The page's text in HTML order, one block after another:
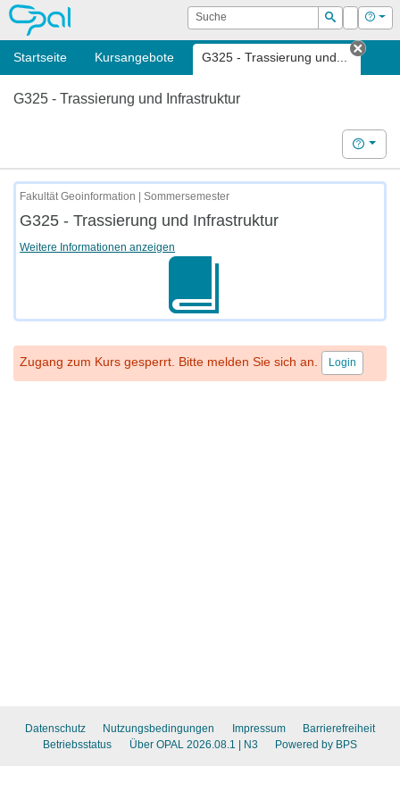
OPAL Suche
Suchen
Login Hilfe
Startseite Kursangebote G325 - Trassierung und...
Tab
G325 - Trassierung und Infrastruktur
Hilfe
Fakultät Geoinformation | Sommersemester
G325 - Trassierung und Infrastruktur
Weitere Informationen anzeigen
Zugang zum Kurs gesperrt. Bitte melden Sie sich an. Login
Datenschutz Nutzungsbedingungen Impressum
Barrierefreiheit
Betriebsstatus
Über OPAL 2026.08.1 | N3 Powered by BPS